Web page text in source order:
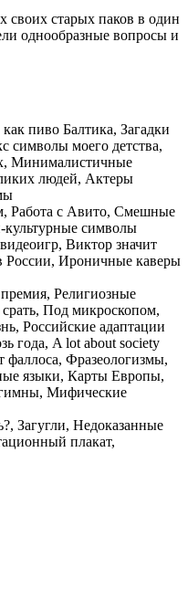
своих старых паков в один
однообразные вопросы и
пиво Балтика, Загадки
символы моего детства,
Минималистичные
людей, Актеры
Работа с Авито, Смешные
символы
Виктор значит
России, Ироничные каверы
Религиозные
Под микроскопом,
Российские адаптации
года, A lot about society
фаллоса, Фразеологизмы,
языки, Карты Европы,
Мифические
Загугли, Недоказанные
плакат,